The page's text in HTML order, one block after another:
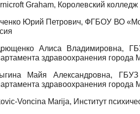
Graham, Королевский
Юрий Петрович, ФГБОУ ВО
Алиса Владимировна,
здравоохранения города
Майя Александровна,
здравоохранения города
Voncina Marija, Институт